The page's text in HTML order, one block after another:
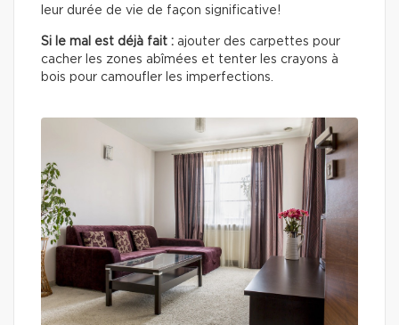
leur durée de vie de façon significative!
Si le mal est déjà fait : ajouter des carpettes pour
cacher les zones abîmées et tenter les crayons à
bois pour camoufler les imperfections.